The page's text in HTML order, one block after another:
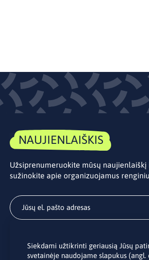
NAUJIENLAIŠKIS
Užsiprenumeruokite mūsų
sužinokite apie organizuojamus
Užsakydami LINO biuro naujienlaiškį Jūs
Siekdami užtikrinti geriausią Jūsų
svetainėje naudojame slapukus (angl.